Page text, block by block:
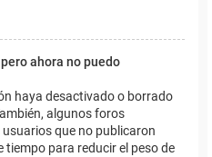
ahora no puedo
haya desactivado o borrado
algunos foros
que no publicaron
tiempo para reducir el peso de